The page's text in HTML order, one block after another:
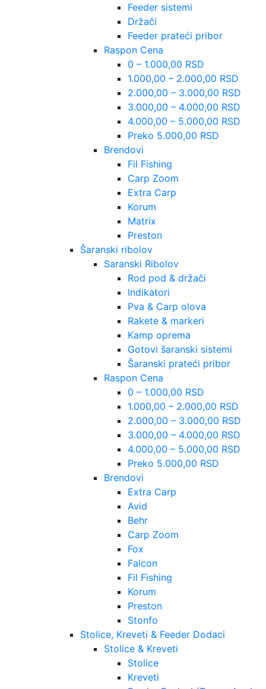
Feeder sistemi
Držači
Feeder prateći pribor
Raspon Cena
0 – 1.000,00 RSD
1.000,00 – 2.000,00 RSD
2.000,00 – 3.000,00 RSD
3.000,00 – 4.000,00 RSD
4.000,00 – 5.000,00 RSD
Preko 5.000,00 RSD
Brendovi
Fil Fishing
Carp Zoom
Extra Carp
Korum
Matrix
Preston
Šaranski ribolov
Saranski Ribolov
Rod pod & držači
Indikatori
Pva & Carp olova
Rakete & markeri
Kamp oprema
Gotovi šaranski sistemi
Šaranski prateći pribor
Raspon Cena
0 – 1.000,00 RSD
1.000,00 – 2.000,00 RSD
2.000,00 – 3.000,00 RSD
3.000,00 – 4.000,00 RSD
4.000,00 – 5.000,00 RSD
Preko 5.000,00 RSD
Brendovi
Extra Carp
Avid
Behr
Carp Zoom
Fox
Falcon
Fil Fishing
Korum
Preston
Stonfo
Stolice, Kreveti & Feeder Dodaci
Stolice & Kreveti
Stolice
Kreveti